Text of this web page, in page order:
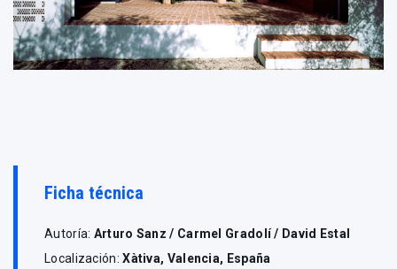
Ficha técnica
Autoría: Arturo Sanz / Carmel Gradolí / David Estal
Localización:Xàtiva, Valencia, España